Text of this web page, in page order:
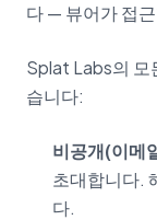
다 — 뷰어가 접
Splat Labs의 모
습니다:
비공개(이메
초대합니다.
다.